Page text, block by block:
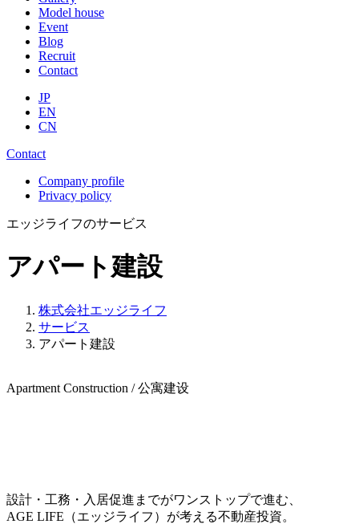
Model house
Event
Blog
Recruit
Contact
JP
EN
CN
Contact
Company profile
Privacy policy
エッジライフのサービス
アパート建設
株式会社エッジライフ
サービス
アパート建設
Apartment Construction / 公寓建设
設計・⼯務・⼊居促進までがワンストップで進む、
AGE LIFE（エッジライフ）が考える不動産投資。